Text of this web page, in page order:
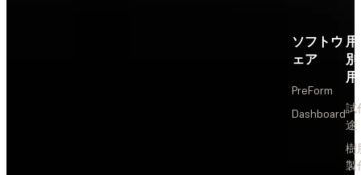
ソフトウ
ェア
PreForm
Dashboard試
途
樹
製